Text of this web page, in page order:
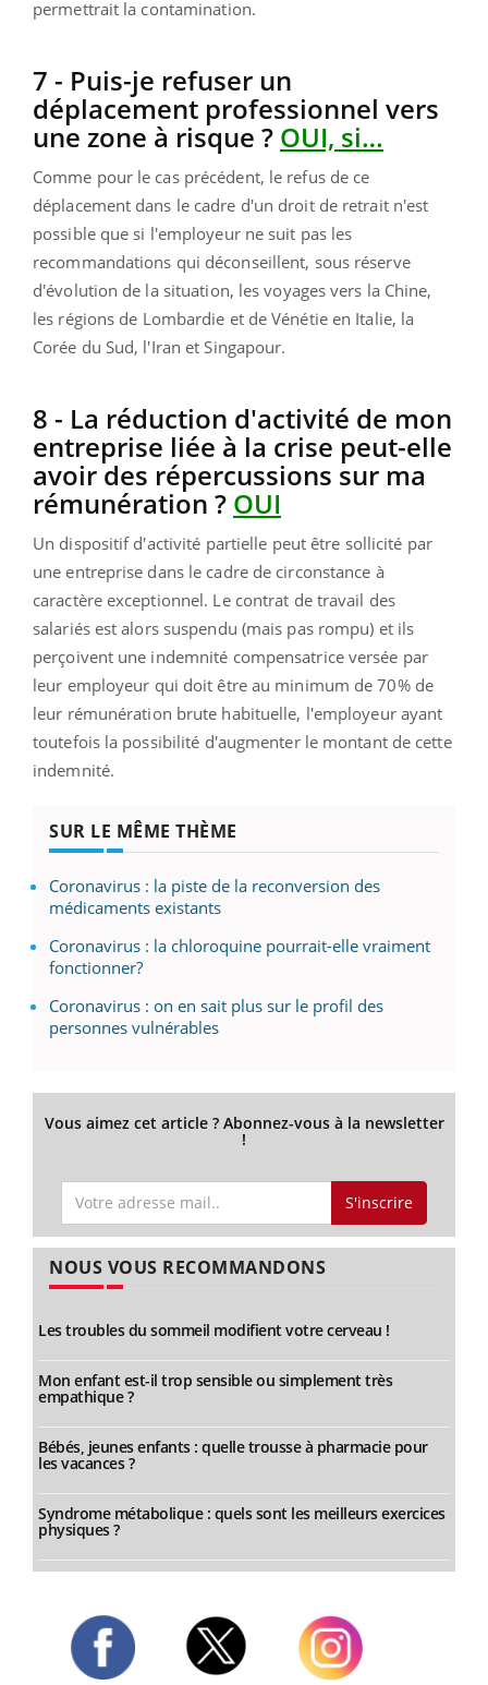
permettrait la contamination.
7 - Puis-je refuser un
déplacement professionnel vers
une zone à risque ? OUI, si…
Comme pour le cas précédent, le refus de ce
déplacement dans le cadre d'un droit de retrait n'est
possible que si l'employeur ne suit pas les
recommandations qui déconseillent, sous réserve
d'évolution de la situation, les voyages vers la Chine,
les régions de Lombardie et de Vénétie en Italie, la
Corée du Sud, l'Iran et Singapour.
8 - La réduction d'activité de mon
entreprise liée à la crise peut-elle
avoir des répercussions sur ma
rémunération ? OUI
Un dispositif d'activité partielle peut être sollicité par
une entreprise dans le cadre de circonstance à
caractère exceptionnel. Le contrat de travail des
salariés est alors suspendu (mais pas rompu) et ils
perçoivent une indemnité compensatrice versée par
leur employeur qui doit être au minimum de 70% de
leur rémunération brute habituelle, l'employeur ayant
toutefois la possibilité d'augmenter le montant de cette
indemnité.
SUR LE MÊME THÈME
Coronavirus : la piste de la reconversion des
médicaments existants
Coronavirus : la chloroquine pourrait-elle vraiment
fonctionner?
Coronavirus : on en sait plus sur le profil des
personnes vulnérables
Vous aimez cet article ? Abonnez-vous à la newsletter
!
S'inscrire
NOUS VOUS RECOMMANDONS
Les troubles du sommeil modifient votre cerveau !
Mon enfant est-il trop sensible ou simplement très
empathique ?
Bébés, jeunes enfants : quelle trousse à pharmacie pour
les vacances ?
Syndrome métabolique : quels sont les meilleurs exercices
physiques ?